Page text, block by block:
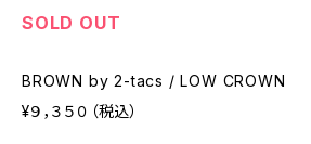
SOLD OUT
BROWN by 2-tacs / LOW CROWN
¥９，３５０（税込）